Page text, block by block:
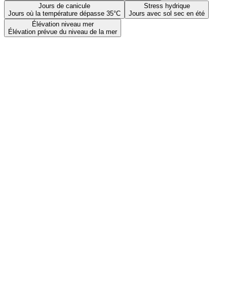
Jours de canicule
Jours où la température dépasse 35°C
Stress hydrique
Jours avec sol sec en été
Élévation niveau mer
Élévation prévue du niveau de la mer